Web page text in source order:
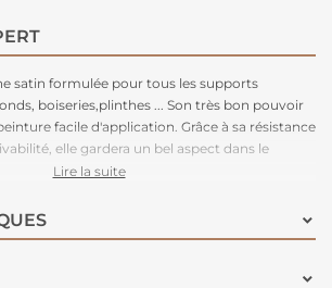
satin formulée pour tous les supports
boiseries,plinthes ... Son très bon pouvoir
facile d'application. Grâce à sa résistance
elle gardera un bel aspect dans le
teintes pour un large choix de déco.
Lire la suite